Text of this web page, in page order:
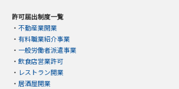
許可届出制度一覧
・ 不動産業開業
・ 有料職業紹介事業
・ 一般労働者派遣事業
・ 飲食店営業許可
・ レストラン開業
・ 居酒屋開業